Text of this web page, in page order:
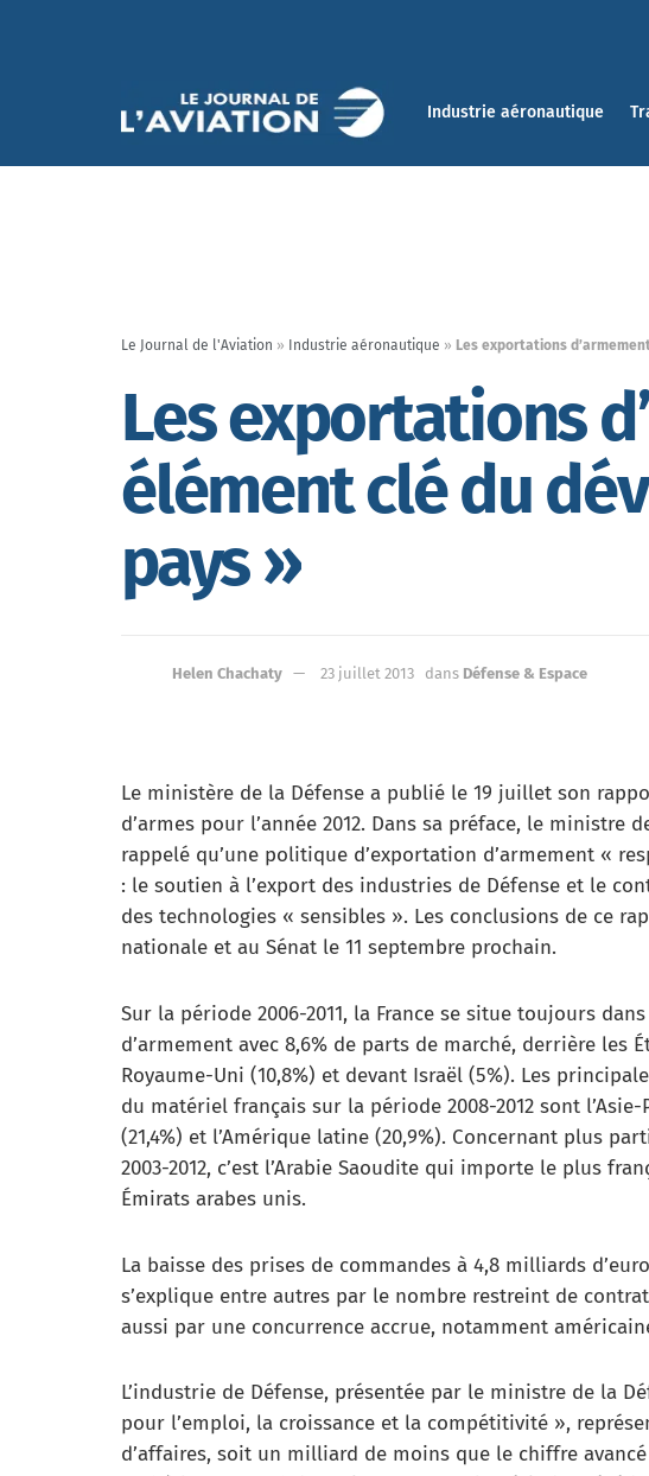
Industrie aéronautique
Le Journal de l'Aviation » Industrie aéronautique » Les exportations
Les exportations
élément clé du
pays »
Helen Chachaty 23 juillet 2013 dans Défense & Espace
Le ministère de la Défense a publié le 19 juillet son
d’armes pour l’année 2012. Dans sa préface, le ministre
rappelé qu’une politique d’exportation d’armement «
: le soutien à l’export des industries de Défense et le
des technologies « sensibles ». Les conclusions de ce
nationale et au Sénat le 11 septembre prochain.
Sur la période 2006-2011, la France se situe toujours
d’armement avec 8,6% de parts de marché, derrière les
Royaume-Uni (10,8%) et devant Israël (5%). Les
du matériel français sur la période 2008-2012 sont
(21,4%) et l’Amérique latine (20,9%). Concernant plus
2003-2012, c’est l’Arabie Saoudite qui importe le plus
Émirats arabes unis.
La baisse des prises de commandes à 4,8 milliards
s’explique entre autres par le nombre restreint de
aussi par une concurrence accrue, notamment
L’industrie de Défense, présentée par le ministre de la
pour l’emploi, la croissance et la compétitivité »,
d’affaires, soit un milliard de moins que le chiffre